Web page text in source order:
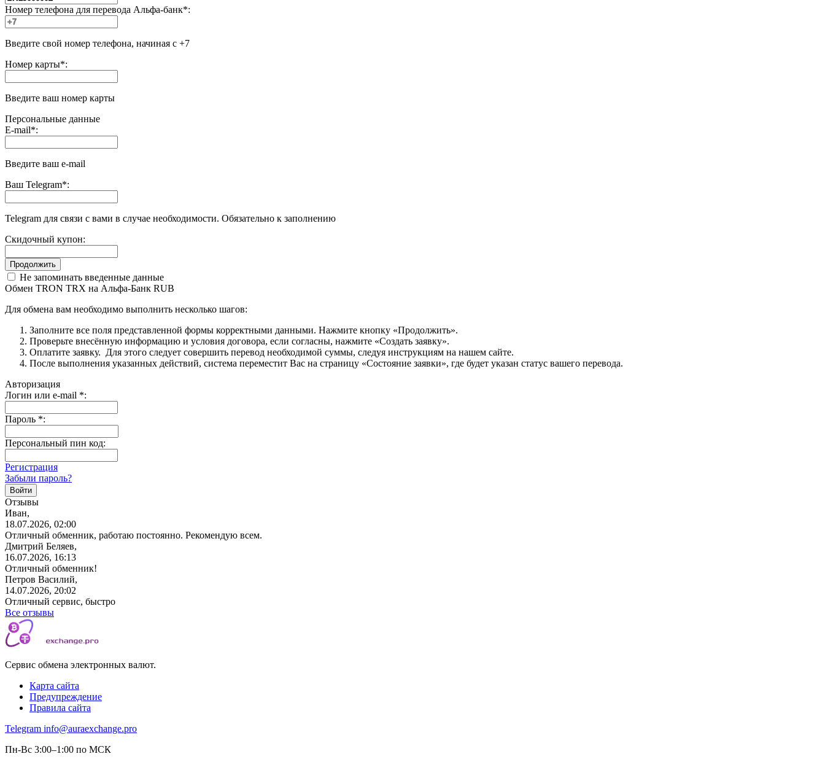
Номер телефона для перевода Альфа-банк*:
Введите свой номер телефона, начиная с +7
Номер карты*:
Введите ваш номер карты
Персональные данные
E-mail*:
Введите ваш e-mail
Ваш Telegram*:
Telegram для связи с вами в случае необходимости. Обязательно к заполнению
Скидочный купон:
Не запоминать введенные данные
Обмен TRON TRX на Альфа-Банк RUB
Для обмена вам необходимо выполнить несколько шагов:
Заполните все поля представленной формы корректными данными. Нажмите кнопку «Продолжить».
Проверьте внесённую информацию и условия договора, если согласны, нажмите «Создать заявку».
Оплатите заявку. Для этого следует совершить перевод необходимой суммы, следуя инструкциям на нашем сайте.
После выполнения указанных действий, система переместит Вас на страницу «Состояние заявки», где будет указан статус вашего перевода.
Авторизация
Логин или e-mail *:
Пароль *:
Персональный пин код:
Регистрация
Забыли пароль?
Отзывы
Иван,
18.07.2026, 02:00
Отличный обменник, работаю постоянно. Рекомендую всем.
Дмитрий Беляев,
16.07.2026, 16:13
Отличный обменник!
Петров Василий,
14.07.2026, 20:02
Отличный сервис, быстро
Все отзывы
Сервис обмена электронных валют.
Карта сайта
Предупреждение
Правила сайта
Telegram info@auraexchange.pro
Пн-Вс 3:00–1:00 по МСК